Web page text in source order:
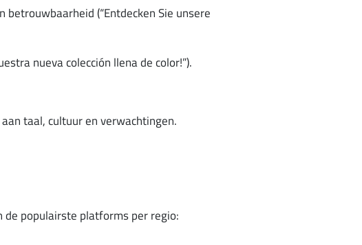
(“Entdecken Sie unsere
nueva colección llena de color!”).
taal, cultuur en verwachtingen.
de populairste platforms per regio: